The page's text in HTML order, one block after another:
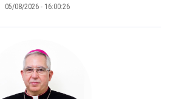
05/08/2026 - 16:00:26